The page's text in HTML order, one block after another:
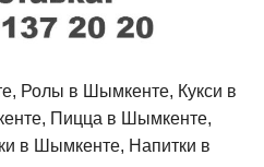
Ролы в Шымкенте, Кукси в
Пицца в Шымкенте,
в Шымкенте, Напитки в